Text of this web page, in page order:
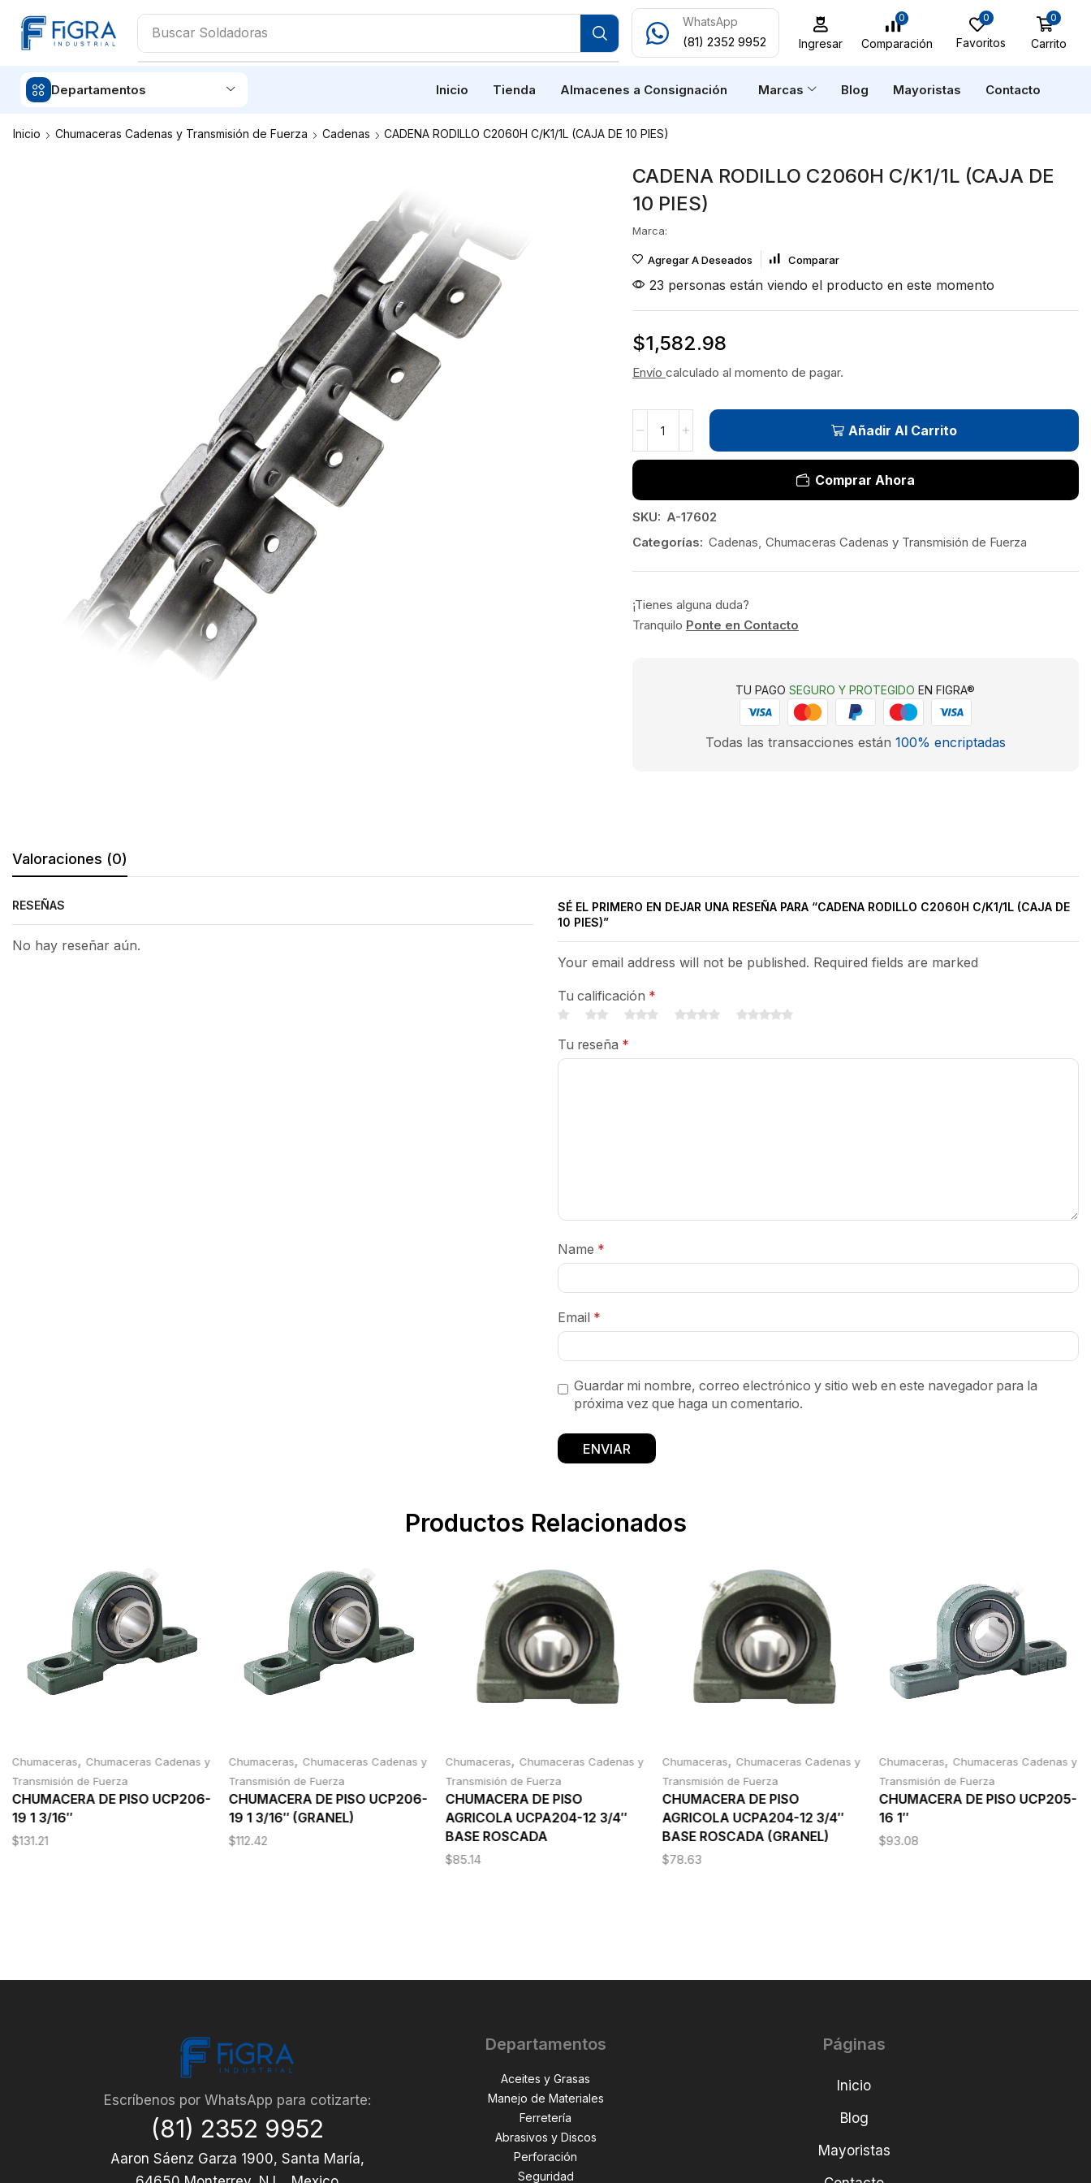
Buscar Aceites
WhatsApp
(81) 2352 9952 Ingresar
0
Comparación
0
Favoritos
0
Carrito
Departamentos Inicio Tienda Almacenes a Consignación Marcas Blog Mayoristas Contacto
Inicio Chumaceras Cadenas y Transmisión de Fuerza Cadenas CADENA RODILLO C2060H C/K1/1L (CAJA DE 10 PIES)
CADENA RODILLO C2060H C/K1/1L (CAJA DE
10 PIES)
Marca:
Agregar A Deseados Comparar
23 personas están viendo el producto en este momento
$1,582.98
Envío calculado al momento de pagar.
Añadir Al Carrito
Comprar Ahora
SKU: A-17602
Categorías: Cadenas, Chumaceras Cadenas y Transmisión de Fuerza
¡Tienes alguna duda?
Tranquilo Ponte en Contacto
TU PAGOSEGURO Y PROTEGIDO EN FIGRA®
Todas las transacciones están 100% encriptadas
Valoraciones (0)
RESEÑAS
No hay reseñar aún.
SÉ EL PRIMERO EN DEJAR UNA RESEÑA PARA “CADENA RODILLO C2060H C/K1/1L (CAJA DE
10 PIES)”
Your email address will not be published. Required fields are marked
Tu calificación *
Tu reseña *
Name *
Email *
Guardar mi nombre, correo electrónico y sitio web en este navegador para la
próxima vez que haga un comentario.
Productos Relacionados
Chumaceras, Chumaceras Cadenas y
Transmisión de Fuerza
CHUMACERA DE PISO UCP206-
19 1 3/16″
$131.21
Chumaceras, Chumaceras Cadenas y
Transmisión de Fuerza
CHUMACERA DE PISO UCP206-
19 1 3/16″ (GRANEL)
$112.42
Chumaceras, Chumaceras Cadenas y
Transmisión de Fuerza
CHUMACERA DE PISO
AGRICOLA UCPA204-12 3/4″
BASE ROSCADA
$85.14
Chumaceras, Chumaceras Cadenas y
Transmisión de Fuerza
CHUMACERA DE PISO
AGRICOLA UCPA204-12 3/4″
BASE ROSCADA (GRANEL)
$78.63
Chumaceras, Chumaceras Cadenas y
Transmisión de Fuerza
CHUMACERA DE PISO UCP205-
16 1″
$93.08
Escríbenos por WhatsApp para cotizarte:
(81) 2352 9952
Aaron Sáenz Garza 1900, Santa María,
Departamentos
Aceites y Grasas
Manejo de Materiales
Ferretería
Abrasivos y Discos
Perforación
Seguridad
Páginas
Inicio
Blog
Mayoristas